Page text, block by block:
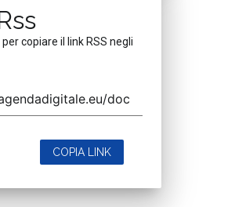
copiare il link RSS negli
COPIA LINK